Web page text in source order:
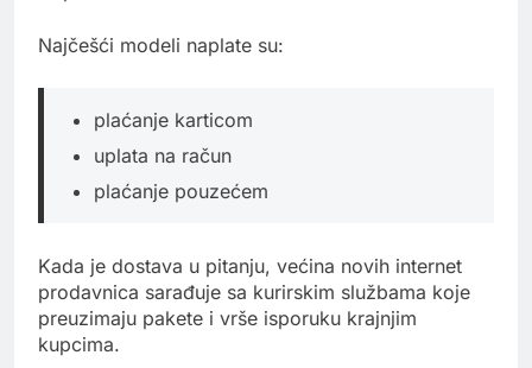
Najčešći modeli naplate su:
plaćanje karticom
uplata na račun
plaćanje pouzećem
Kada je dostava u pitanju, većina novih internet
prodavnica sarađuje sa kurirskim službama koje
preuzimaju pakete i vrše isporuku krajnjim
kupcima.